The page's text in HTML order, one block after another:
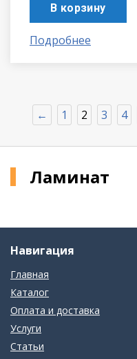
В корзину
Подробнее
← 1 2 3 4
Ламинат
Навигация
Главная
Каталог
Оплата и доставка
Услуги
Статьи